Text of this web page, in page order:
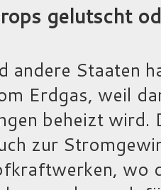
gelutscht
andere Staaten
Erdgas, weil
beheizt wird.
zur
wo